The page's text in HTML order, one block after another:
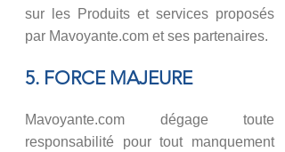
sur les Produits et services proposés
par Mavoyante.com et ses partenaires.
5. FORCE MAJEURE
Mavoyante.com dégage toute
responsabilité pour tout manquement